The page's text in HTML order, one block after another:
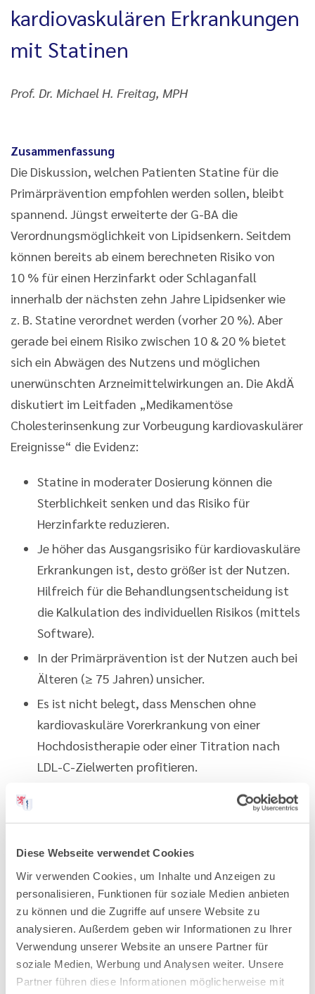
Diese Webseite verwendet Cookies
Wir verwenden Cookies, um Inhalte und Anzeigen zu
personalisieren, Funktionen für soziale Medien anbieten
zu können und die Zugriffe auf unsere Website zu
analysieren. Außerdem geben wir Informationen zu Ihrer
Verwendung unserer Website an unsere Partner für
soziale Medien, Werbung und Analysen weiter. Unsere
Partner führen diese Informationen möglicherweise mit
kardiovaskulären Erkrankungen
mit Statinen
Prof. Dr. Michael H. Freitag, MPH
Zusammenfassung
Die Diskussion, welchen Patienten Statine für die
Primärprävention empfohlen werden sollen, bleibt
spannend. Jüngst erweiterte der G-BA die
Verordnungsmöglichkeit von Lipidsenkern. Seitdem
können bereits ab einem berechneten Risiko von
10 % für einen Herzinfarkt oder Schlaganfall
innerhalb der nächsten zehn Jahre Lipidsenker wie
z. B. Statine verordnet werden (vorher 20 %). Aber
gerade bei einem Risiko zwischen 10 & 20 % bietet
sich ein Abwägen des Nutzens und möglichen
unerwünschten Arzneimittelwirkungen an. Die AkdÄ
diskutiert im Leitfaden „Medikamentöse
Cholesterinsenkung zur Vorbeugung kardiovaskulärer
Ereignisse“ die Evidenz:
Statine in moderater Dosierung können die
Sterblichkeit senken und das Risiko für
Herzinfarkte reduzieren.
Je höher das Ausgangsrisiko für kardiovaskuläre
Erkrankungen ist, desto größer ist der Nutzen.
Hilfreich für die Behandlungsentscheidung ist
die Kalkulation des individuellen Risikos (mittels
Software).
In der Primärprävention ist der Nutzen auch bei
Älteren (≥ 75 Jahren) unsicher.
Es ist nicht belegt, dass Menschen ohne
kardiovaskuläre Vorerkrankung von einer
Hochdosistherapie oder einer Titration nach
LDL-C-Zielwerten profitieren.
Der Autor rät zu einer partizipativen
Berücksichtigung derPatienteninformationen der
AkdÄ
dazu.
Der vollständige Artikel ist abrufbar im Internet
unter „Arzneiverordnung in der Praxis (AVP)“,
Ausgabe 1/2025, www.akdae.de